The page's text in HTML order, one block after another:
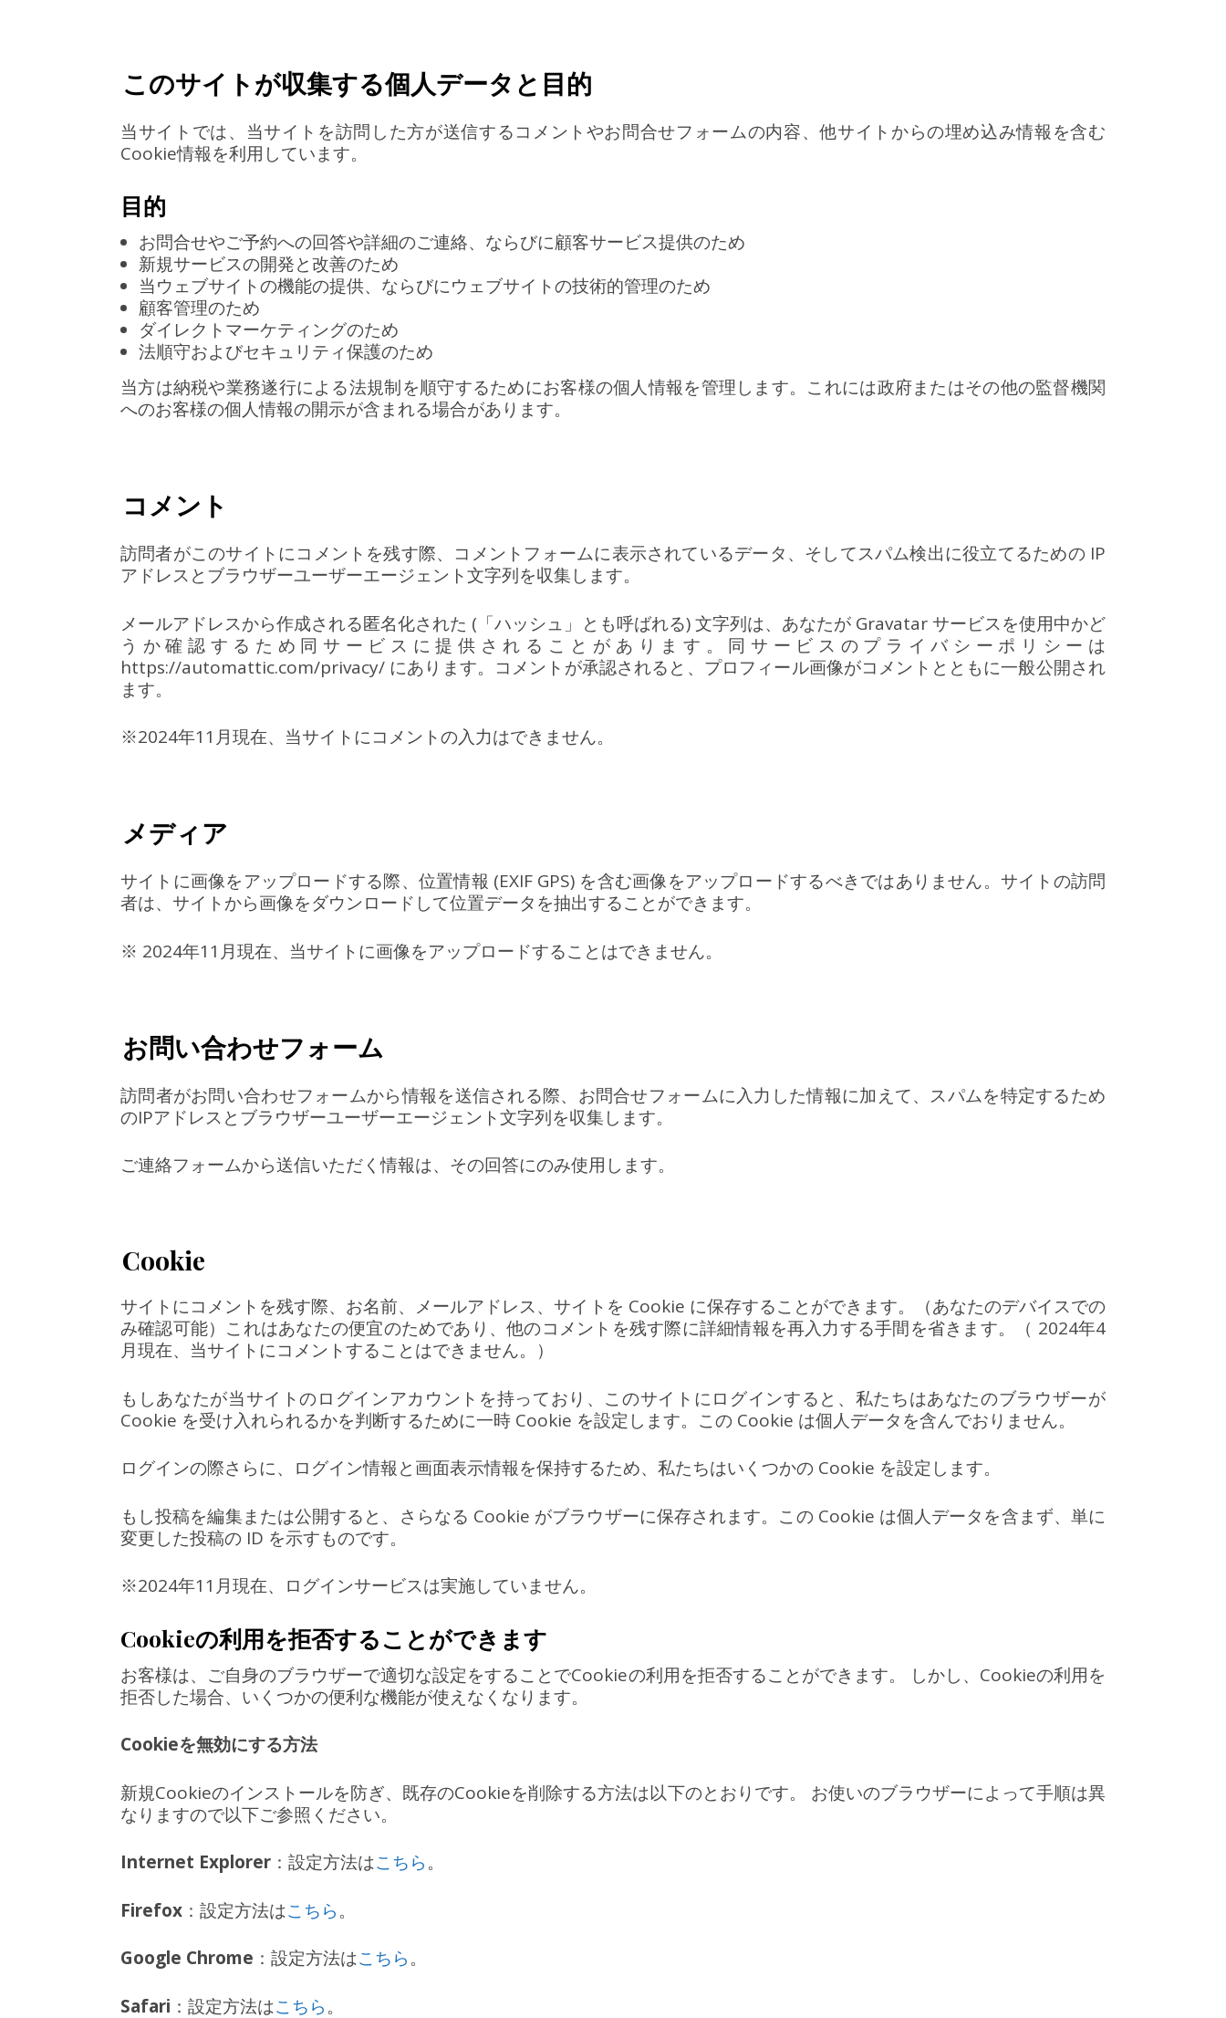
このサイトが収集する個人データと目的
当サイトでは、当サイトを訪問した方が送信するコメントやお問合せフォームの内容、他サイトからの埋め込み情報を含む
Cookie情報を利用しています。
目的
お問合せやご予約への回答や詳細のご連絡、ならびに顧客サービス提供のため
新規サービスの開発と改善のため
当ウェブサイトの機能の提供、ならびにウェブサイトの技術的管理のため
顧客管理のため
ダイレクトマーケティングのため
法順守およびセキュリティ保護のため
当方は納税や業務遂行による法規制を順守するためにお客様の個人情報を管理します。これには政府またはその他の監督機関
へのお客様の個人情報の開示が含まれる場合があります。
コメント
訪問者がこのサイトにコメントを残す際、コメントフォームに表示されているデータ、そしてスパム検出に役立てるための IP
アドレスとブラウザーユーザーエージェント文字列を収集します。
メールアドレスから作成される匿名化された (「ハッシュ」とも呼ばれる) 文字列は、あなたが Gravatar サービスを使用中かど
うか確認するため同サービスに提供されることがあります。同サービスのプライバシーポリシーは
https://automattic.com/privacy/ にあります。コメントが承認されると、プロフィール画像がコメントとともに一般公開され
ます。
※2024年11月現在、当サイトにコメントの入力はできません。
メディア
サイトに画像をアップロードする際、位置情報 (EXIF GPS) を含む画像をアップロードするべきではありません。サイトの訪問
者は、サイトから画像をダウンロードして位置データを抽出することができます。
※ 2024年11月現在、当サイトに画像をアップロードすることはできません。
お問い合わせフォーム
訪問者がお問い合わせフォームから情報を送信される際、お問合せフォームに入力した情報に加えて、スパムを特定するため
のIPアドレスとブラウザーユーザーエージェント文字列を収集します。
ご連絡フォームから送信いただく情報は、その回答にのみ使用します。
Cookie
サイトにコメントを残す際、お名前、メールアドレス、サイトを Cookie に保存することができます。（あなたのデバイスでの
み確認可能）これはあなたの便宜のためであり、他のコメントを残す際に詳細情報を再入力する手間を省きます。（ 2024年4
月現在、当サイトにコメントすることはできません。）
もしあなたが当サイトのログインアカウントを持っており、このサイトにログインすると、私たちはあなたのブラウザーが
Cookie を受け入れられるかを判断するために一時 Cookie を設定します。この Cookie は個人データを含んでおりません。
ログインの際さらに、ログイン情報と画面表示情報を保持するため、私たちはいくつかの Cookie を設定します。
もし投稿を編集または公開すると、さらなる Cookie がブラウザーに保存されます。この Cookie は個人データを含まず、単に
変更した投稿の ID を示すものです。
※2024年11月現在、ログインサービスは実施していません。
Cookieの利用を拒否することができます
お客様は、ご自身のブラウザーで適切な設定をすることでCookieの利用を拒否することができます。 しかし、Cookieの利用を
拒否した場合、いくつかの便利な機能が使えなくなります。
Cookieを無効にする方法
新規Cookieのインストールを防ぎ、既存のCookieを削除する方法は以下のとおりです。 お使いのブラウザーによって手順は異
なりますので以下ご参照ください。
Internet Explorer ：設定方法はこちら。
Firefox ：設定方法はこちら。
Google Chrome ：設定方法はこちら。
Safari ：設定方法はこちら。